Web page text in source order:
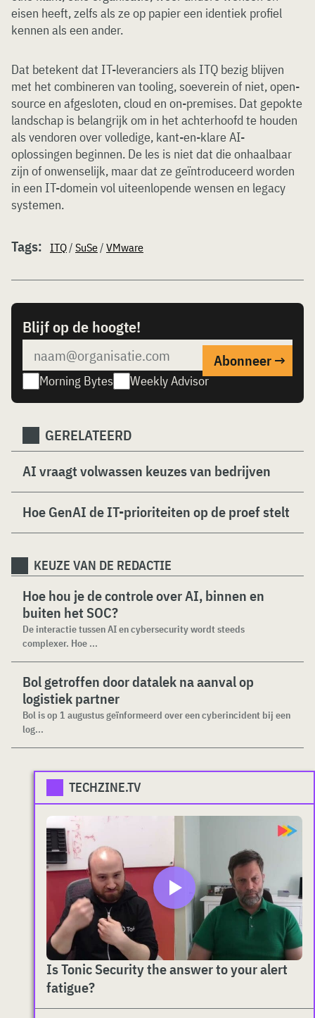
eisen heeft, zelfs als ze op papier een identiek profiel
kennen als een ander.
Dat betekent dat IT-leveranciers als ITQ bezig blijven
met het combineren van tooling, soeverein of niet, open-
source en afgesloten, cloud en on-premises. Dat gepokte
landschap is belangrijk om in het achterhoofd te houden
als vendoren over volledige, kant-en-klare AI-
oplossingen beginnen. De les is niet dat die onhaalbaar
zijn of onwenselijk, maar dat ze geïntroduceerd worden
in een IT-domein vol uiteenlopende wensen en legacy
systemen.
Tags: ITQ/ SuSe/ VMware
Blijf op de hoogte!
Morning Bytes Weekly Advisor
GERELATEERD
AI vraagt volwassen keuzes van bedrijven
Hoe GenAI de IT-prioriteiten op de proef stelt
KEUZE VAN DE REDACTIE
Hoe hou je de controle over AI, binnen en
buiten het SOC?
De interactie tussen AI en cybersecurity wordt steeds
complexer. Hoe ...
Bol getroffen door datalek na aanval op
logistiek partner
Bol is op 1 augustus geïnformeerd over een cyberincident bij een
log...
TECHZINE.TV
Is Tonic Security the answer to your alert
fatigue?